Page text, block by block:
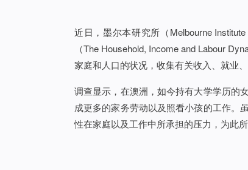
近日，墨尔本研究所（Melbourne
（The Household, Income and Labour
家庭和人口的状况，收集有关收入、就业
调查显示，在澳洲，如今持有大学学历的
成更多的家务劳动以及照看小孩的工作。
性在家庭以及工作中所承担的压力，为此